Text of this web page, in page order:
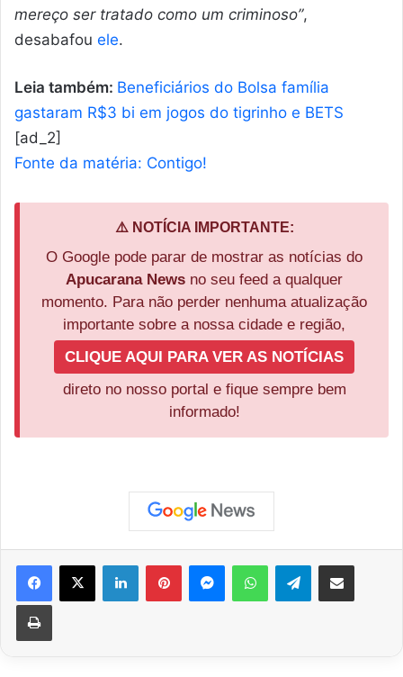
mereço ser tratado como um criminoso”,
desabafou ele.
Leia também: Beneficiários do Bolsa família
gastaram R$3 bi em jogos do tigrinho e BETS
[ad_2]
Fonte da matéria: Contigo!
⚠️ NOTÍCIA IMPORTANTE:
O Google pode parar de mostrar as notícias do
Apucarana News no seu feed a qualquer
momento. Para não perder nenhuma atualização
importante sobre a nossa cidade e região,
CLIQUE AQUI PARA VER AS NOTÍCIAS
direto no nosso portal e fique sempre bem
informado!
Facebook
X LinkedinPinterestMessengerWhatsAppTelegramCompartilhar via e-mail
Imprimir